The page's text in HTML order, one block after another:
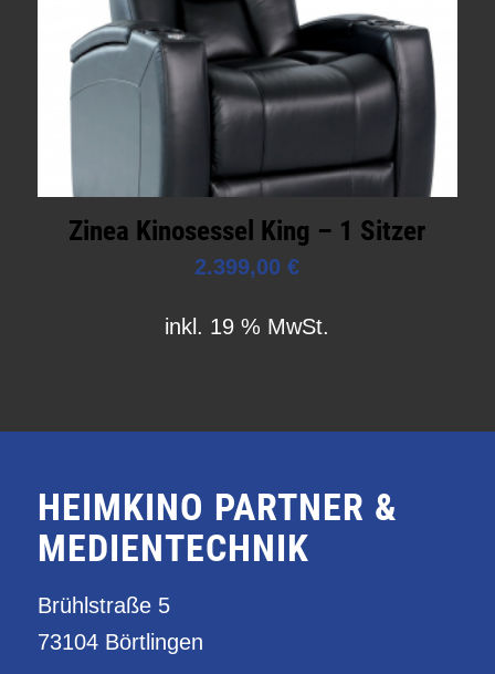
Zinea Kinosessel King – 1 Sitzer
2.399,00€
inkl. 19 % MwSt.
HEIMKINO PARTNER &
MEDIENTECHNIK
Brühlstraße 5
73104 Börtlingen